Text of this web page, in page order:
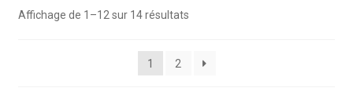
Affichage de 1–12 sur 14 résultatsTrié
récent
1 2